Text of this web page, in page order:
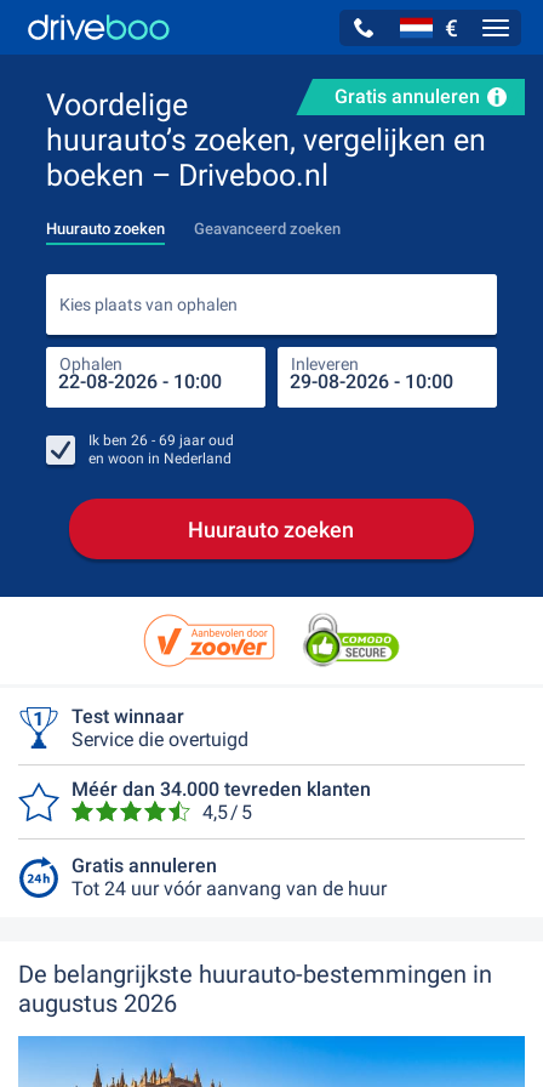
€
Gratis annuleren
Voordelige
huurauto’s zoeken, vergelijken en
boeken – Driveboo.nl
Huurauto zoeken Geavanceerd zoeken
Kies plaats van ophalen
Ophalen Inleveren
Ik ben 26 - 69 jaar oud
en woon in Nederland
Huurauto zoeken
Test winnaar
Service die overtuigd
Méér dan 34.000 tevreden klanten
4,5 / 5
Gratis annuleren
Tot 24 uur vóór aanvang van de huur
De belangrijkste huurauto-bestemmingen in
augustus 2026